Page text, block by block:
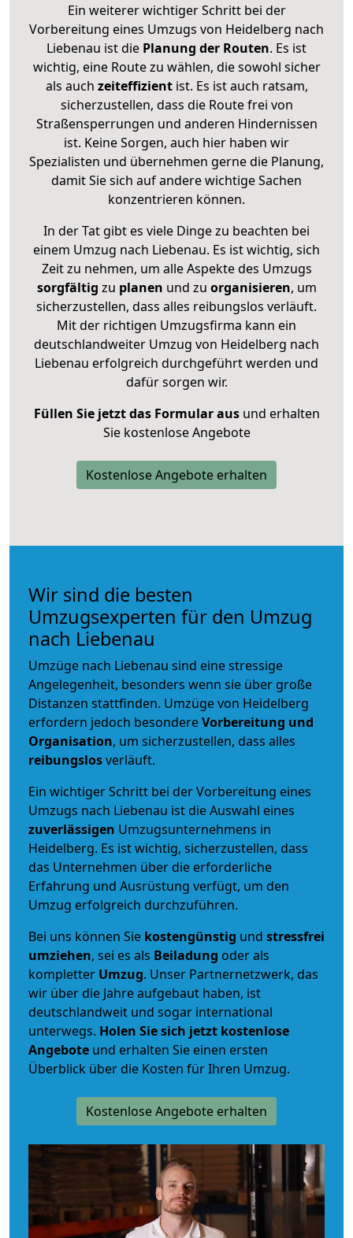
Ein weiterer wichtiger Schritt bei der
Vorbereitung eines Umzugs von Heidelberg nach
Liebenau ist die Planung der Routen. Es ist
wichtig, eine Route zu wählen, die sowohl sicher
als auch zeiteffizientist. Es ist auch ratsam,
sicherzustellen, dass die Route frei von
Straßensperrungen und anderen Hindernissen
ist. Keine Sorgen, auch hier haben wir
Spezialisten und übernehmen gerne die Planung,
damit Sie sich auf andere wichtige Sachen
konzentrieren können.
In der Tat gibt es viele Dinge zu beachten bei
einem Umzug nach Liebenau. Es ist wichtig, sich
Zeit zu nehmen, um alle Aspekte des Umzugs
sorgfältig zu planen und zu organisieren, um
sicherzustellen, dass alles reibungslos verläuft.
Mit der richtigen Umzugsfirma kann ein
deutschlandweiter Umzug von Heidelberg nach
Liebenau erfolgreich durchgeführt werden und
dafür sorgen wir.
Füllen Sie jetzt das Formular ausund erhalten
Sie kostenlose Angebote
Kostenlose Angebote erhalten
Wir sind die besten
Umzugsexperten für den Umzug
nach Liebenau
Umzüge nach Liebenau sind eine stressige
Angelegenheit, besonders wenn sie über große
Distanzen stattfinden. Umzüge von Heidelberg
erfordern jedoch besondereVorbereitung und
Organisation, um sicherzustellen, dass alles
reibungslosverläuft.
Ein wichtiger Schritt bei der Vorbereitung eines
Umzugs nach Liebenau ist die Auswahl eines
zuverlässigen Umzugsunternehmens in
Heidelberg. Es ist wichtig, sicherzustellen, dass
das Unternehmen über die erforderliche
Erfahrung und Ausrüstung verfügt, um den
Umzug erfolgreich durchzuführen.
Bei uns können Sie kostengünstig und stressfrei
umziehen, sei es als Beiladung oder als
kompletter Umzug. Unser Partnernetzwerk, das
wir über die Jahre aufgebaut haben, ist
deutschlandweit und sogar international
unterwegs. Holen Sie sich jetzt kostenlose
Angebote und erhalten Sie einen ersten
Überblick über die Kosten für Ihren Umzug.
Kostenlose Angebote erhalten